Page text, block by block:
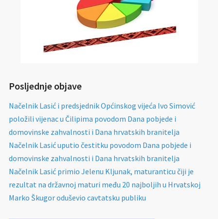
Posljednje objave
Načelnik Lasić i predsjednik Općinskog vijeća Ivo Simović
položili vijenac u Čilipima povodom Dana pobjede i
domovinske zahvalnosti i Dana hrvatskih branitelja
Načelnik Lasić uputio čestitku povodom Dana pobjede i
domovinske zahvalnosti i Dana hrvatskih branitelja
Načelnik Lasić primio Jelenu Kljunak, maturanticu čiji je
rezultat na državnoj maturi među 20 najboljih u Hrvatskoj
Marko Škugor oduševio cavtatsku publiku